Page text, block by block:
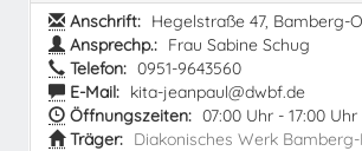
Anschrift: Hegelstraße 47, Bamberg-
Ansprechp.: Frau Sabine Schug
Telefon: 0951-9643560
E-Mail: kita-jeanpaul@dwbf.de
Öffnungszeiten: 07:00 Uhr - 17:00 Uhr
Träger: Diakonisches Werk